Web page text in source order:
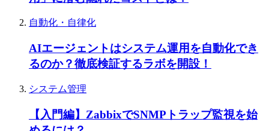
自動化・自律化
AIエージェントはシステム運用を自動化でき
るのか？徹底検証するラボを開設！
システム管理
【入門編】ZabbixでSNMPトラップ監視を始